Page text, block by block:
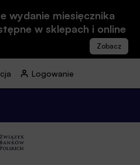
wydanie miesięcznika
w sklepach i online
Logowanie